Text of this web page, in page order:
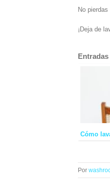
No
¡Deja de
Cómo
Por